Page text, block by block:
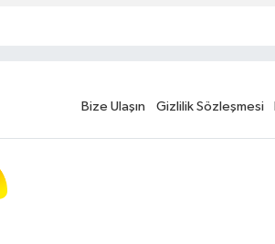
Bize Ulaşın Gizlilik Sözleşmesi